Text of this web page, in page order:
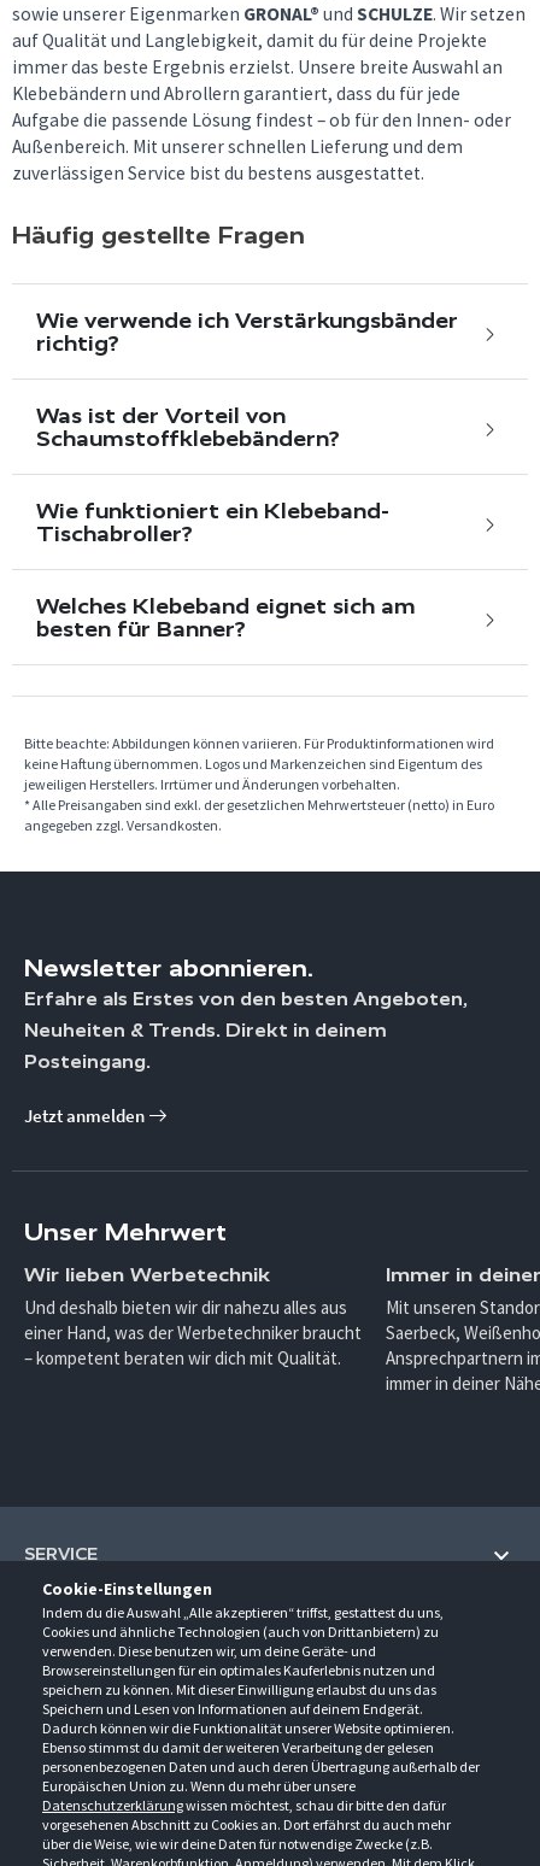
Cookie-Einstellungen
Indem du die Auswahl „Alle akzeptieren“ triffst, gestattest du uns,
Cookies und ähnliche Technologien (auch von Drittanbietern) zu
verwenden. Diese benutzen wir, um deine Geräte- und
Browsereinstellungen für ein optimales Kauferlebnis nutzen und
speichern zu können. Mit dieser Einwilligung erlaubst du uns das
Speichern und Lesen von Informationen auf deinem Endgerät.
Dadurch können wir die Funktionalität unserer Website optimieren.
Ebenso stimmst du damit der weiteren Verarbeitung der gelesen
personenbezogenen Daten und auch deren Übertragung außerhalb der
Europäischen Union zu. Wenn du mehr über unsere
Datenschutzerklärungwissen möchtest, schau dir bitte den dafür
vorgesehenen Abschnitt zu Cookies an. Dort erfährst du auch mehr
über die Weise, wie wir deine Daten für notwendige Zwecke (z.B.
sowie unserer Eigenmarken GRONAL® und SCHULZE. Wir setzen
auf Qualität und Langlebigkeit, damit du für deine Projekte
immer das beste Ergebnis erzielst. Unsere breite Auswahl an
Klebebändern und Abrollern garantiert, dass du für jede
Aufgabe die passende Lösung findest – ob für den Innen- oder
Außenbereich. Mit unserer schnellen Lieferung und dem
zuverlässigen Service bist du bestens ausgestattet.
Häufig gestellte Fragen
Wie verwende ich Verstärkungsbänder
richtig?
Was ist der Vorteil von
Schaumstoffklebebändern?
Wie funktioniert ein Klebeband-
Tischabroller?
Welches Klebeband eignet sich am
besten für Banner?
Bitte beachte: Abbildungen können variieren. Für Produktinformationen wird
keine Haftung übernommen. Logos und Markenzeichen sind Eigentum des
jeweiligen Herstellers. Irrtümer und Änderungen vorbehalten.
* Alle Preisangaben sind exkl. der gesetzlichen Mehrwertsteuer (netto) in Euro
angegeben zzgl. Versandkosten.
Newsletter abonnieren.
Erfahre als Erstes von den besten Angeboten,
Neuheiten & Trends. Direkt in deinem
Posteingang.
Jetzt anmelden
Unser Mehrwert
Wir lieben Werbetechnik
Und deshalb bieten wir dir nahezu alles aus
einer Hand, was der Werbetechniker braucht
– kompetent beraten wir dich mit Qualität.
Immer in
Mit unseren
Saerbeck,
Ansprechpartnern
immer in deiner
SERVICE
Hilfe und Information
Fragen und Antworten (FAQ)
Kontakt
Newsletter
Events
Downloads
Kataloge
UNTERNEHMEN
Über uns
Anfahrt
Ansprechpartner
Außendienstbesuch
Jobs & Ausbildung
Retouren/Reklamationen
KONTAKT
Gröner-Schulze GmbH
Sarirstraße 5
12529 Schönefeld
Berlin-Schönefeld: +49 30 68 29 54-0
Saerbeck: +49 2574 88750-0
ÖFFNUNGSZEITEN
Montag - Donnerstag
9:00 - 17:00
Freitag
9:00 - 15:00
FOLGE UNS